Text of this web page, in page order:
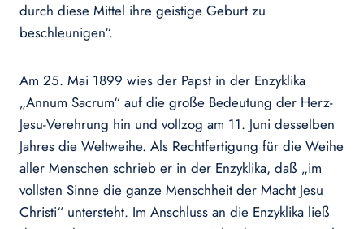
durch diese Mittel ihre geistige Geburt zu
beschleunigen“.
Am 25. Mai 1899 wies der Papst in der Enzyklika
„Annum Sacrum“ auf die große Bedeutung der Herz-
Jesu-Verehrung hin und vollzog am 11. Juni desselben
Jahres die Weltweihe. Als Rechtfertigung für die Weihe
aller Menschen schrieb er in der Enzyklika, daß „im
vollsten Sinne die ganze Menschheit der Macht Jesu
Christi“ untersteht. Im Anschluss an die Enzyklika ließ